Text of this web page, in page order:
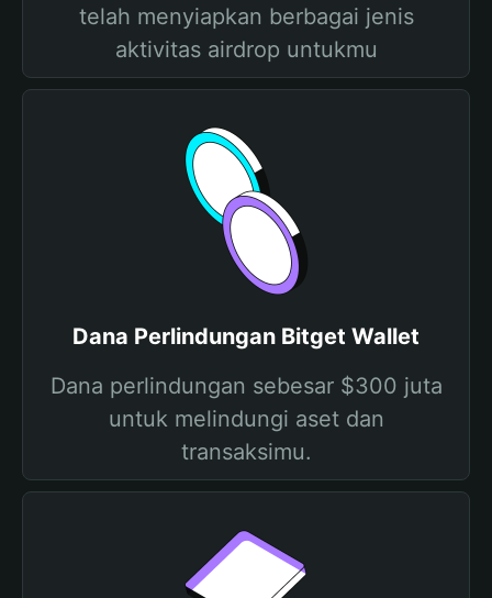
telah menyiapkan berbagai jenis
aktivitas airdrop untukmu
Dana Perlindungan Bitget Wallet
Dana perlindungan sebesar $300 juta
untuk melindungi aset dan
transaksimu.